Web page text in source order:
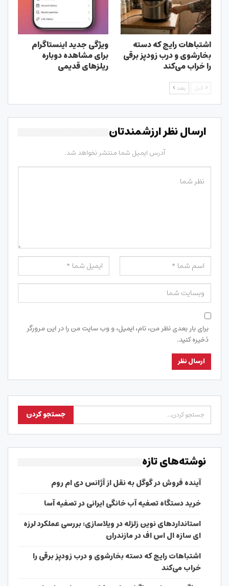
اشتباهات رایج که دسته
بخارشوی و درب زودپز برقی
را خراب می‌کند
ویژگی جدید اینستاگرام
برای مشاهده دوباره
ریلزهای قدیمی
قبل بعد
ارسال نظر ارزشمندتان
آدرس ایمیل شما منتشر نخواهد شد.
برای بار بعدی نظر من، نام، ایمیل، و وب سایت من را در این مرورگر
ذخیره کنید.
نوشته‌های تازه
آینده فروش در گوگل به نقل از آژانس دی ام روم
خرید دستگاه تصفیه آب خانگی ایرانی در تصفیه آسا
استانداردهای نوین زلزله در ویلاسازی؛ بررسی عملکرد لرزه
ای سازه ال اس اف در مازندران
اشتباهات رایج که دسته بخارشوی و درب زودپز برقی را
خراب می‌کند